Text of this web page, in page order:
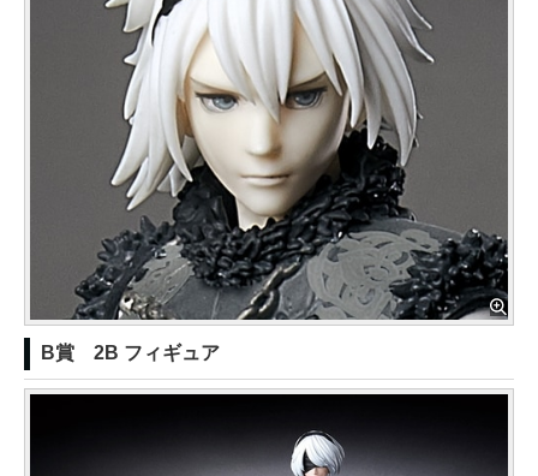
B賞 2B フィギュア